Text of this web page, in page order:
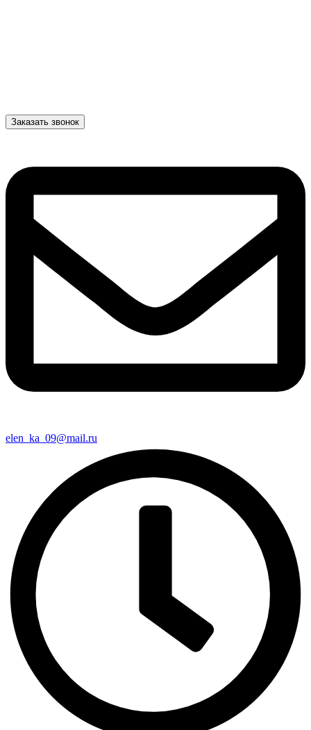
Заказать звонок
elen_ka_09@mail.ru